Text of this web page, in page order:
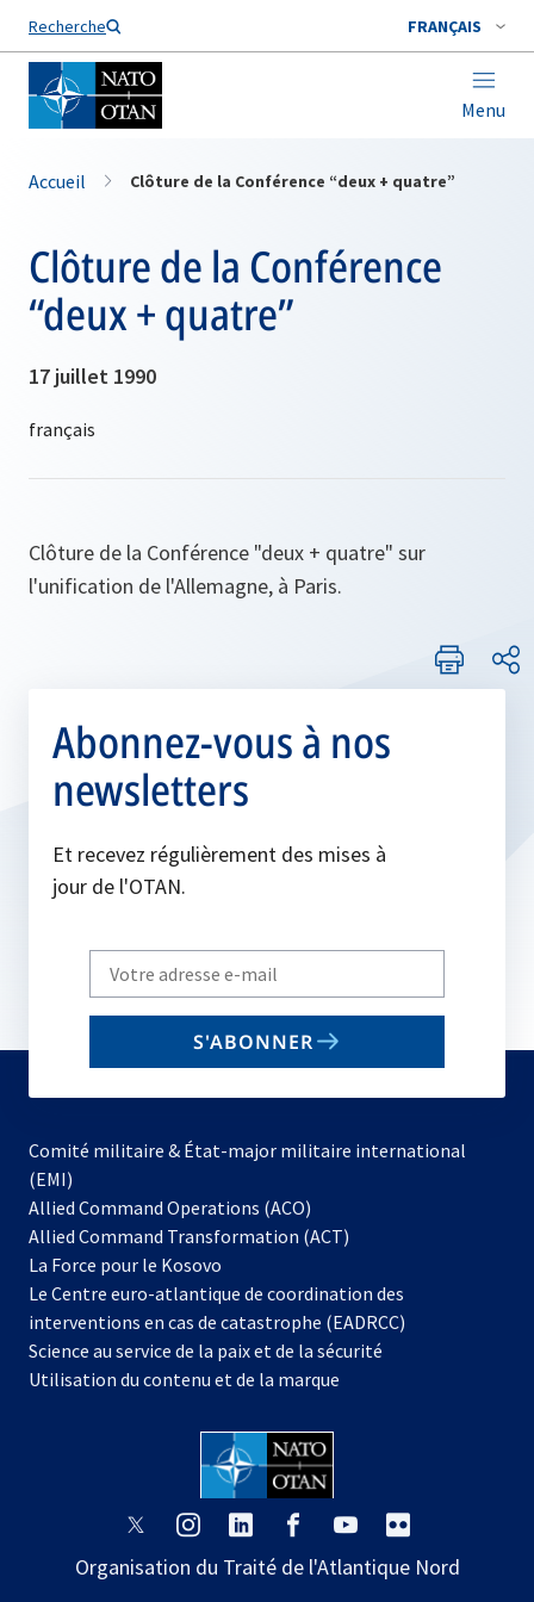
Recherche FRANÇAIS
Menu
Nom de famille*
Accueil Clôture de la Conférence “deux + quatre”
Clôture de la Conférence
“deux + quatre”
17 juillet 1990
Clôture de la Conférence "deux + quatre" sur
l'unification de l'Allemagne, à Paris.
Abonnez-vous à nos
newsletters
Et recevez régulièrement des mises à
jour de l'OTAN.
Write
your
email
S'ABONNER
Comité militaire & État-major militaire international
(EMI)
Allied Command Operations (ACO)
dans
nouvel
onglet
Allied Command Transformation (ACT)
La Force pour le Kosovo
dans
un
nouvel
onglet
Le Centre euro-atlantique de coordination des
interventions en cas de catastrophe (EADRCC)
Science au service de la paix et de la sécurité
Utilisation du contenu et de la marque
s’ouvre
un
s’ouvre
un
s’ouvre
un
s’ouvre
un
s’ouvre
un
un
Organisation du Traité de l'Atlantique Nord